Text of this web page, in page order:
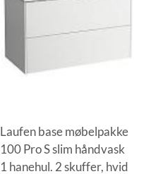
Laufen base møbelpakke
100 Pro S slim håndvask
1 hanehul. 2 skuffer, hvid